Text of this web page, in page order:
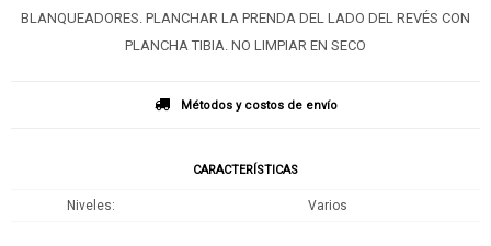
BLANQUEADORES. PLANCHAR LA PRENDA DEL LADO DEL REVÉS CON
PLANCHA TIBIA. NO LIMPIAR EN SECO
Métodos y costos de envío
CARACTERÍSTICAS
Niveles Varios